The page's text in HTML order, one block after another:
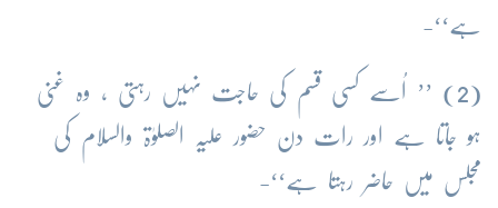
ہے‘‘-
(2) ’’ اُسے کسی قسم کی حاجت نہیں رہتی ، وہ غنی
ہو جاتا ہے اور رات دن حضور علیہ الصلوٰۃ والسلام کی
مجلس میں حاضر رہتا ہے‘‘-